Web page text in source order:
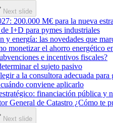
Next slide
200.000 M€ para la nueva
I+D para pymes industriales
y energía: las novedades que
monetizar el ahorro energético
e incentivos fiscales?
el sujeto pasivo
a la consultora adecuada
conviene aplicarlo
financiación pública y
General de Catastro ¿Cómo te
Next slide